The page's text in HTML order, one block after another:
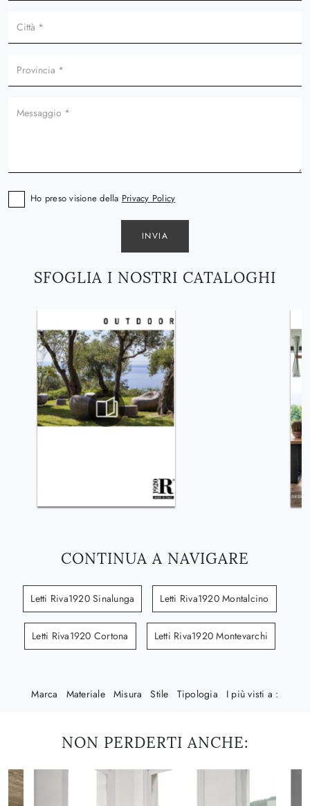
SFOGLIA I NOSTRI CATALOGHI
CONTINUA A NAVIGARE
Letti Riva1920 Sinalunga Letti Riva1920 Montalcino
Letti Riva1920 Cortona Letti Riva1920 Montevarchi
Ho preso visione della Privacy Policy
INVIA
Marca Materiale Misura Stile Tipologia I più visti a :
NON PERDERTI ANCHE: